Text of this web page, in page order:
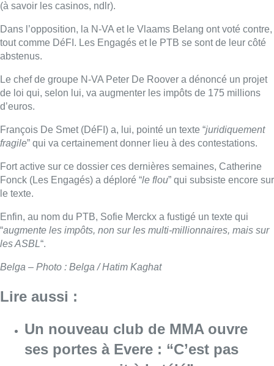
(à savoir les casinos, ndlr).
Dans l’opposition, la N-VA et le Vlaams Belang ont voté contre,
tout comme DéFI. Les Engagés et le PTB se sont de leur côté
abstenus.
Le chef de groupe N-VA Peter De Roover a dénoncé un projet
de loi qui, selon lui, va augmenter les impôts de 175 millions
d’euros.
François De Smet (DéFI) a, lui, pointé un texte “juridiquement
fragile” qui va certainement donner lieu à des contestations.
Fort active sur ce dossier ces dernières semaines, Catherine
Fonck (Les Engagés) a déploré “le flou” qui subsiste encore sur
le texte.
Enfin, au nom du PTB, Sofie Merckx a fustigé un texte qui
“augmente les impôts, non sur les multi-millionnaires, mais sur
les ASBL“.
Belga – Photo : Belga / Hatim Kaghat
Lire aussi :
Un nouveau club de MMA ouvre
ses portes à Evere : “C’est pas